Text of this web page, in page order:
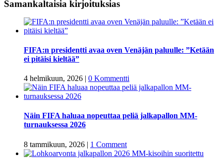
Samankaltaisia kirjoituksias
FIFA:n presidentti avaa oven Venäjän paluulle: ”Ketään
ei pitäisi kieltää”
4 helmikuun, 2026 | 0 Kommentti
Näin FIFA haluaa nopeuttaa peliä jalkapallon MM-
turnauksessa 2026
8 tammikuun, 2026 | 1 Comment